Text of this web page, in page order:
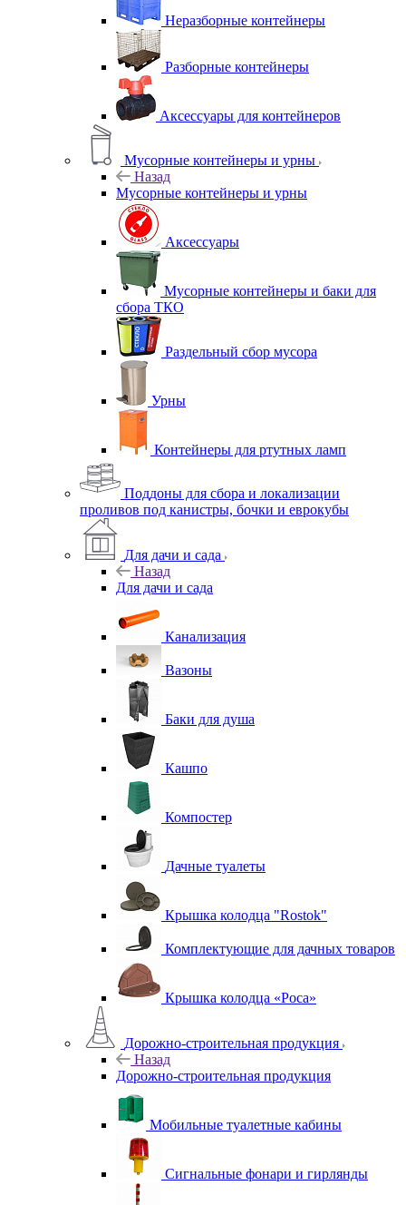
Неразборные контейнеры
Разборные контейнеры
Аксессуары для контейнеров
Мусорные контейнеры и урны
Назад
Мусорные контейнеры и урны
Аксессуары
Мусорные контейнеры и баки для
сбора ТКО
Раздельный сбор мусора
Урны
Контейнеры для ртутных ламп
Поддоны для сбора и локализации
проливов под канистры, бочки и еврокубы
Для дачи и сада
Назад
Для дачи и сада
Канализация
Вазоны
Баки для душа
Кашпо
Компостер
Дачные туалеты
Крышка колодца "Rostok"
Комплектующие для дачных товаров
Крышка колодца «Роса»
Дорожно-строительная продукция
Назад
Дорожно-строительная продукция
Мобильные туалетные кабины
Сигнальные фонари и гирлянды